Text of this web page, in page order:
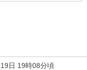
日 19時08分頃